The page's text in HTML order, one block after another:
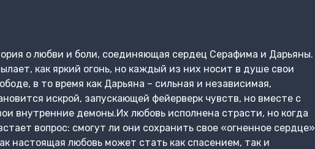
о любви и боли, соединяющая сердец Серафима и Дарьяны.
как яркий огонь, но каждый из них носит в душе свои
в то время как Дарьяна – сильная и независимая,
искрой, запускающей фейерверк чувств, но вместе с
внутренние демоны.Их любовь исполнена страсти, но когда
вопрос: смогут ли они сохранить свое «огненное сердце»
настоящая любовь может стать как спасением, так и